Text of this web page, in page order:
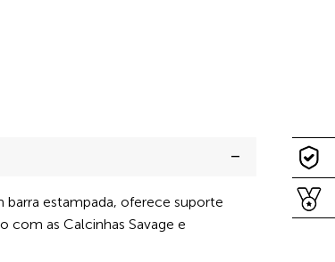
estampada, oferece suporte
com as Calcinhas Savage e